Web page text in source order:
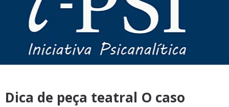
Dica de peça teatral O caso